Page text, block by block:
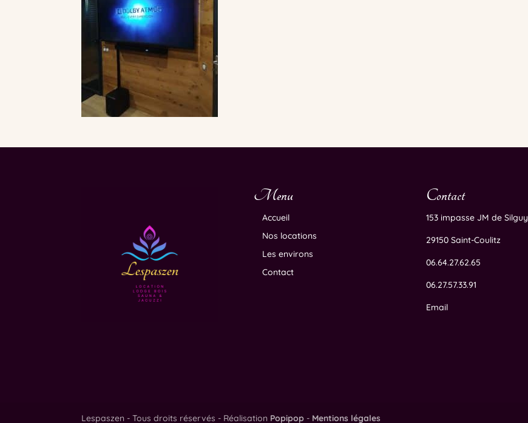
Menu
Accueil
Nos locations
Les environs
Contact
Contact
153 impasse JM de Silguy
29150 Saint-Coulitz
06.64.27.62.65
06.27.57.33.91
Email
Lespaszen - Tous droits réservés - Réalisation Popipop - Mentions légales